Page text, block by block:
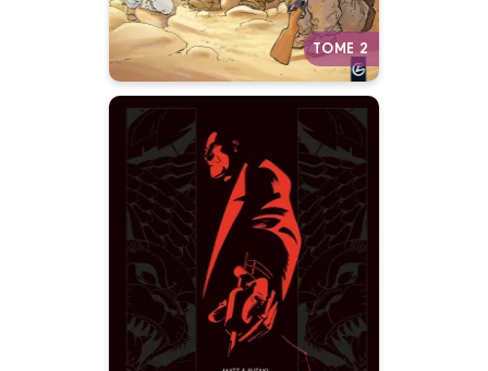
TOME 2
Le Tatoueur -
histoire complète
Date de parution :
31/03/2021
Ils connaissent tout de vous : vos
habitudes, les endroits où vous
mangez, où vous dormez ! Tous
vos petits secrets. Et s’ils
décidaient de s’en servir ?